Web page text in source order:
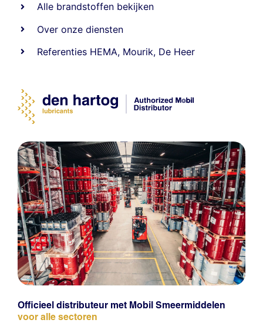
Alle brandstoffen bekijken
Over onze diensten
Referenties HEMA, Mourik, De Heer
Officieel distributeur met Mobil Smeermiddelen
voor alle sectoren